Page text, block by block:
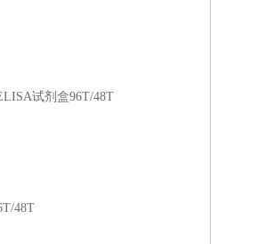
试剂盒96T/48T
48T